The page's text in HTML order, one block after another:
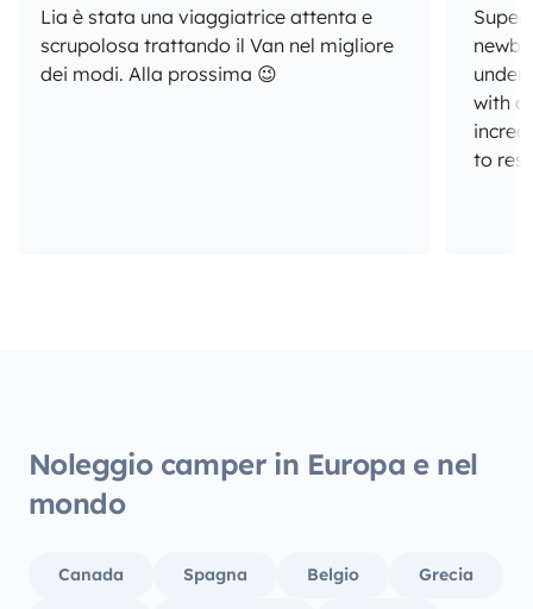
Lia è stata una viaggiatrice attenta e
scrupolosa trattando il Van nel migliore
dei modi. Alla prossima 😉
newbies like
with
to
Noleggio camper in Europa e nel
mondo
Canada Spagna Belgio Grecia